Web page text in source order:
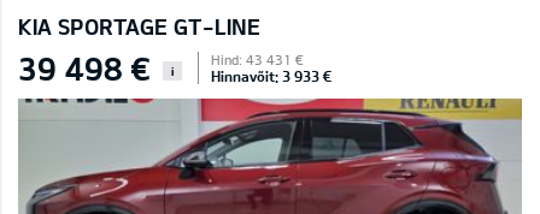
KIA SPORTAGE GT-LINE
39 498 € i
Hind: 43 431 €
Hinnavõit: 3 933 €